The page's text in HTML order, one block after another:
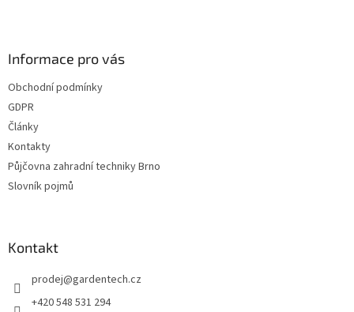
Informace pro vás
Obchodní podmínky
GDPR
Články
Kontakty
Půjčovna zahradní techniky Brno
Slovník pojmů
Kontakt
prodej@gardentech.cz
+420 548 531 294